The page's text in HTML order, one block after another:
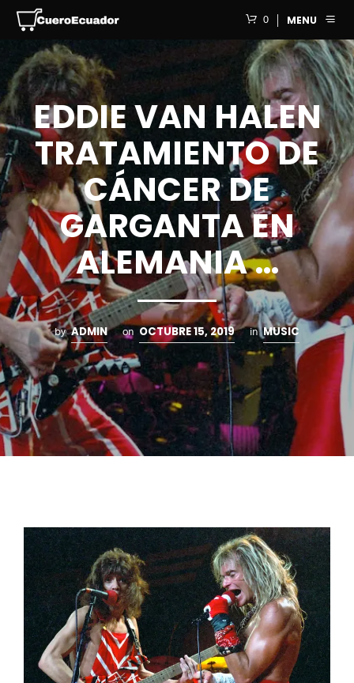
0 MENU
EDDIE VAN HALEN
TRATAMIENTO DE
CÁNCER DE
GARGANTA EN
ALEMANIA …
by ADMIN on OCTUBRE 15, 2019 in MUSIC